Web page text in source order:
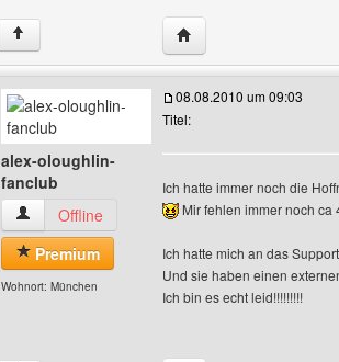
↑ Website dieses
alex-oloughlin-
fanclub
alex-oloughlin-fanclub Benutzer-Profile
Offline
Premium
Wohnort: München
08.08.2010 um 09:03
Titel:
Ich hatte immer noch die
Mir fehlen immer noch
Ich hatte mich an das
Und sie haben einen
Ich bin es echt leid!!!!!!!!!